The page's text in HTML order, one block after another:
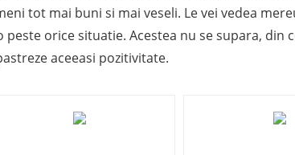
tot mai buni si mai veseli. Le vei vedea
peste orice situatie. Acestea nu se supara,
aceeasi pozitivitate.